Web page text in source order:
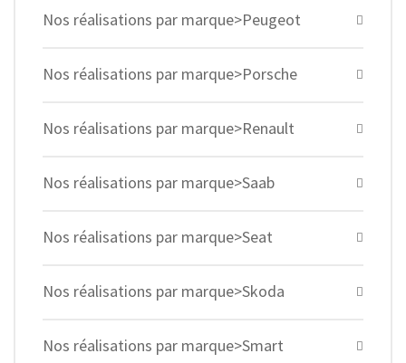
Nos réalisations par marque>Peugeot
Nos réalisations par marque>Porsche
Nos réalisations par marque>Renault
Nos réalisations par marque>Saab
Nos réalisations par marque>Seat
Nos réalisations par marque>Skoda
Nos réalisations par marque>Smart